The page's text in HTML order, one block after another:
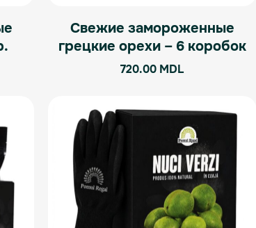
Свежие замороженные
грецкие орехи – 6 коробок
720.00 MDL